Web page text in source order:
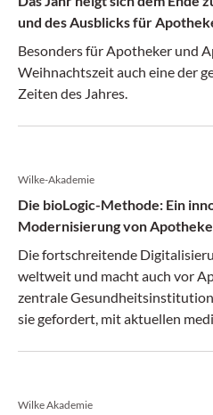
und des Ausblicks für
Besonders für Apotheker und
Weihnachtszeit auch eine der
Zeiten des Jahres.
Wilke-Akademie
Die bioLogic-Methode: Ein
Modernisierung von
Die fortschreitende
weltweit und macht auch vor
zentrale
sie gefordert, mit aktuellen
Wilke Akademie